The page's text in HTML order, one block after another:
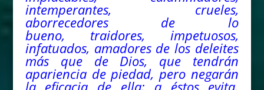
intemperantes, crueles,
aborrecedores de lo
bueno, traidores, impetuosos,
infatuados, amadores de los deleites
más que de Dios, que tendrán
apariencia de piedad, pero negarán
la eficacia de ella; a éstos evita.